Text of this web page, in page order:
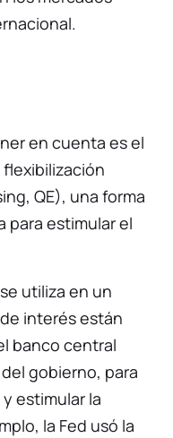
en cuenta es el
QE), una forma
para estimular el
utiliza en un
interés están
banco central
gobierno, para
estimular la
la Fed usó la